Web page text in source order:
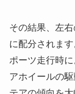
その結果、左
に配分されま
ポーツ走行時
アホイールの